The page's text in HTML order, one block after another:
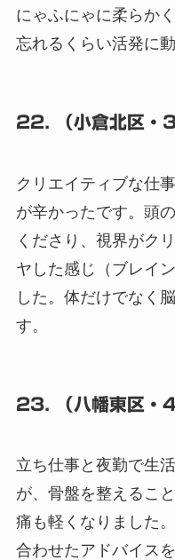
にゃふにゃに柔らか
忘れるくらい活発に動
22. （小倉北区・
クリエイティブな仕
が辛かったです。頭
くださり、視界がク
ヤした感じ（ブレイ
した。体だけでなく
す。
23. （八幡東区・
立ち仕事と夜勤で生
が、骨盤を整えるこ
痛も軽くなりました
合わせたアドバイス